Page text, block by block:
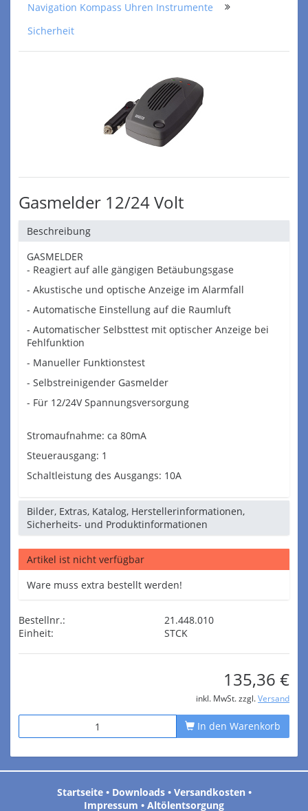
Navigation Kompass Uhren Instrumente
Sicherheit
Gasmelder 12/24 Volt
Beschreibung
GASMELDER
- Reagiert auf alle gängigen Betäubungsgase
- Akustische und optische Anzeige im Alarmfall
- Automatische Einstellung auf die Raumluft
- Automatischer Selbsttest mit optischer Anzeige bei
Fehlfunktion
- Manueller Funktionstest
- Selbstreinigender Gasmelder
- Für 12/24V Spannungsversorgung
Stromaufnahme: ca 80mA
Steuerausgang: 1
Schaltleistung des Ausgangs: 10A
Bilder, Extras, Katalog, Herstellerinformationen,
Sicherheits- und Produktinformationen
Artikel ist nicht verfügbar
Ware muss extra bestellt werden!
Bestellnr.:
21.448.010
Einheit:
STCK
135,36 €
inkl. MwSt. zzgl. Versand
In den Warenkorb
Startseite• Downloads• Versandkosten•
Impressum • Altölentsorgung